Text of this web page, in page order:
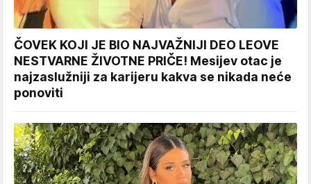
ČOVEK KOJI JE BIO NAJVAŽNIJI DEO LEOVE
NESTVARNE ŽIVOTNE PRIČE! Mesijev otac je
najzaslužniji za karijeru kakva se nikada neće
ponoviti